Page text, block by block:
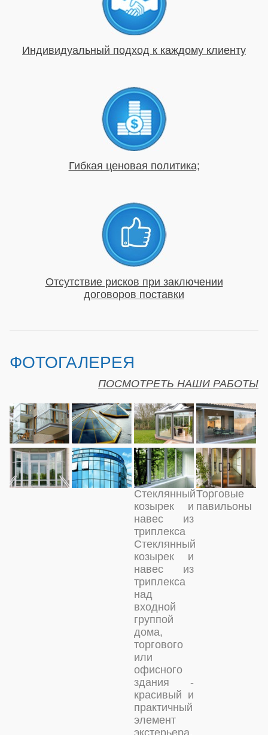
Индивидуальный подход к каждому клиенту
Гибкая ценовая политика;
Отсутствие рисков при заключении
договоров поставки
ФОТОГАЛЕРЕЯ
ПОСМОТРЕТЬ НАШИ РАБОТЫ
Стеклянный
козырек и
навес из
триплекса
Стеклянный
козырек и
навес из
триплекса
над
входной
группой
дома,
торгового
или
офисного
здания -
красивый и
практичный
элемент
экстерьера,
Торговые
павильоны